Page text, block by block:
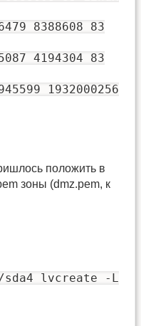
8388608 83
4194304 83
1932000256
положить в
зоны (dmz.pem, к
sda4 lvcreate -L